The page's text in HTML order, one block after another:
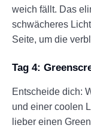
weich fällt. Das
schwächeres
Seite, um die
Tag 4:
Entscheide dich:
und einer coolen
lieber einen